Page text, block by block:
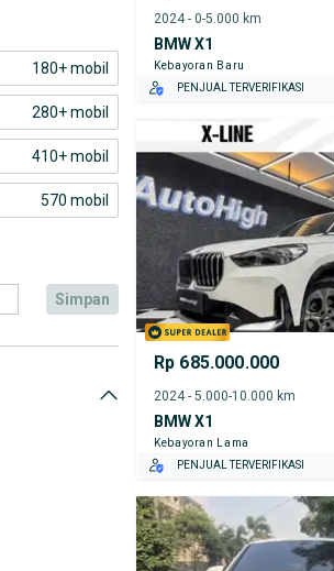
180+ mobil
280+ mobil
410+ mobil
570 mobil
simpan
2024 - 0-5.000 km
BMW X1
Kebayoran Baru
PENJUAL TERVERIFIKASI
Rp 685.000.000
2024 - 5.000-10.000 km
BMW X1
Kebayoran Lama
PENJUAL TERVERIFIKASI